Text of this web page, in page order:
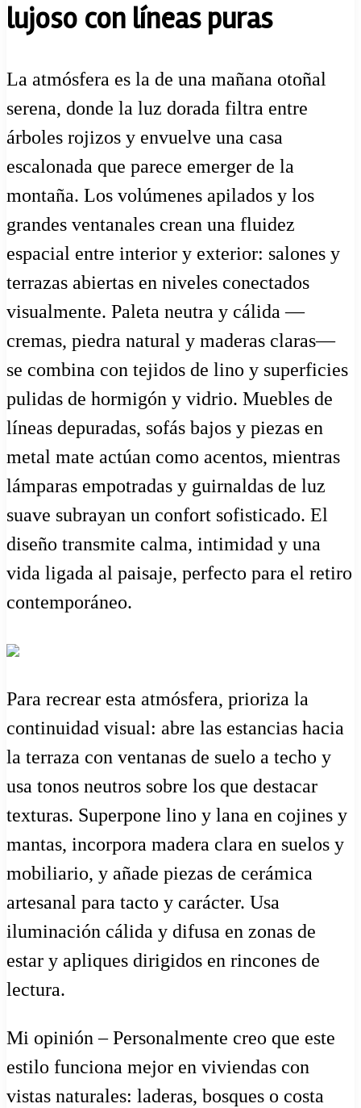
lujoso con líneas puras
La atmósfera es la de una mañana otoñal
serena, donde la luz dorada filtra entre
árboles rojizos y envuelve una casa
escalonada que parece emerger de la
montaña. Los volúmenes apilados y los
grandes ventanales crean una fluidez
espacial entre interior y exterior: salones y
terrazas abiertas en niveles conectados
visualmente. Paleta neutra y cálida —
cremas, piedra natural y maderas claras—
se combina con tejidos de lino y superficies
pulidas de hormigón y vidrio. Muebles de
líneas depuradas, sofás bajos y piezas en
metal mate actúan como acentos, mientras
lámparas empotradas y guirnaldas de luz
suave subrayan un confort sofisticado. El
diseño transmite calma, intimidad y una
vida ligada al paisaje, perfecto para el retiro
contemporáneo.
Para recrear esta atmósfera, prioriza la
continuidad visual: abre las estancias hacia
la terraza con ventanas de suelo a techo y
usa tonos neutros sobre los que destacar
texturas. Superpone lino y lana en cojines y
mantas, incorpora madera clara en suelos y
mobiliario, y añade piezas de cerámica
artesanal para tacto y carácter. Usa
iluminación cálida y difusa en zonas de
estar y apliques dirigidos en rincones de
lectura.
Mi opinión – Personalmente creo que este
estilo funciona mejor en viviendas con
vistas naturales: laderas, bosques o costa